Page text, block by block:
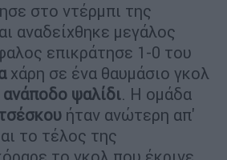
στο ντέρμπι της
αναδείχθηκε μεγάλος
επικράτησε 1-0 του
χάρη σε ένα θαυμάσιο γκολ
ανάποδο ψαλίδι. Η ομάδα
ήταν ανώτερη απ'
το τέλος της